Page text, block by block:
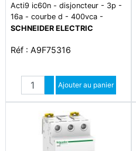
Acti9 ic60n - disjoncteur - 3p -
16a - courbe d - 400vca -
6000a/10ka
SCHNEIDER ELECTRIC
Réf : A9F75316
Quantité
Augmenter quantité
Diminuer quantité
Ajouter au panier